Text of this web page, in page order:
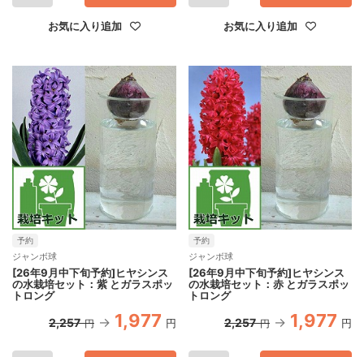
お気に入り追加 お気に入り追加
予約
ジャンボ球
[26年9月中下旬予約]ヒヤシンス
の水栽培セット：紫 とガラスポッ
トロング
2,257 円 1,977 円
予約
ジャンボ球
[26年9月中下旬予約]ヒヤシンス
の水栽培セット：赤 とガラスポッ
トロング
2,257 円 1,977 円